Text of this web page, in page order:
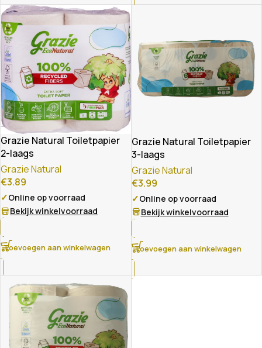
Grazie Natural Toiletpapier
2-laags
Grazie Natural
€3.89
✓Online op voorraad
Bekijk winkelvoorraad
Toevoegen aan winkelwagen
Grazie Natural Toiletpapier
3-laags
Grazie Natural
€3.99
✓Online op voorraad
Bekijk winkelvoorraad
Toevoegen aan winkelwagen